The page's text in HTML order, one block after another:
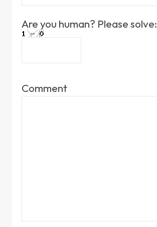
Are you human? Please solve:
Comment